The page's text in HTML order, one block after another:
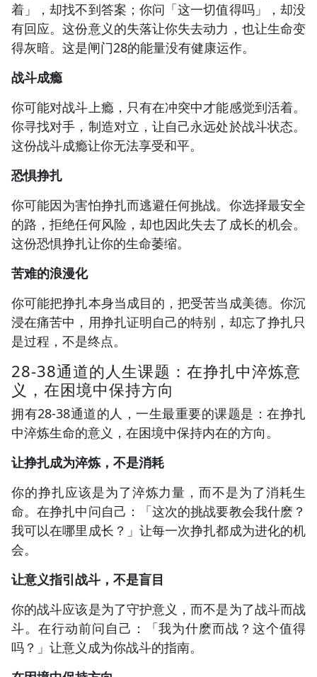
着」，却找不到答案；你问「这一切值得吗」，却没
有回应。这份意义的失落让你失去动力，也让生命变
得灰暗。这是闸门28的能量没有健康运作。
战斗成瘾
你可能对战斗上瘾，只有在冲突中才能感觉到活着。
你寻找对手，制造对立，让自己永远处於战斗状态。
这份战斗成瘾让你无法享受和平。
恐惧挣扎
你可能因为害怕挣扎而逃避任何挑战。你选择最安全
的路，拒绝任何风险，却也因此失去了成长的机会。
这份恐惧挣扎让你的生命萎缩。
苦难的浪漫化
你可能把挣扎本身当成目的，把受苦当成美德。你沉
浸在痛苦中，用挣扎证明自己的特别，却忘了挣扎只
是过程，不是终点。
28-38通道的人生课题：在挣扎中淬炼意
义，在困境中保持方向
拥有28-38通道的人，一生最重要的课题是：在挣扎
中淬炼生命的意义，在困境中保持内在的方向。
让挣扎成为淬炼，不是消耗
你的挣扎应该是为了淬炼力量，而不是为了消耗生
命。在挣扎中问自己：「这次的挑战要教会我什麽？
我可以在哪里成长？」让每一次挣扎都成为进化的机
会。
让意义指引战斗，不是盲目
你的战斗应该是为了守护意义，而不是为了战斗而战
斗。在行动前问自己：「我为什麽而战？这个值得
吗？」让意义成为你战斗的指南。